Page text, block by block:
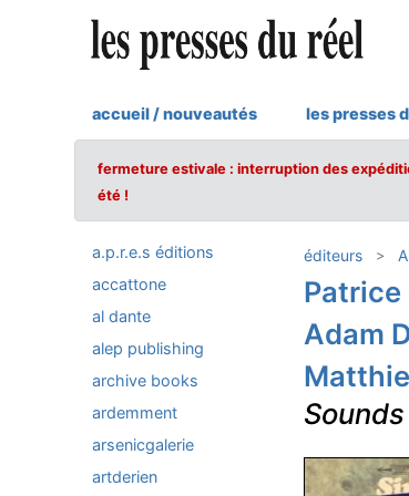
accueil / nouveautés les presses
fermeture estivale : interruption des
été !
a.p.r.e.s éditions
accattone
al dante
alep publishing
archive books
ardemment
arsenicgalerie
artderien
éditeurs
Adam